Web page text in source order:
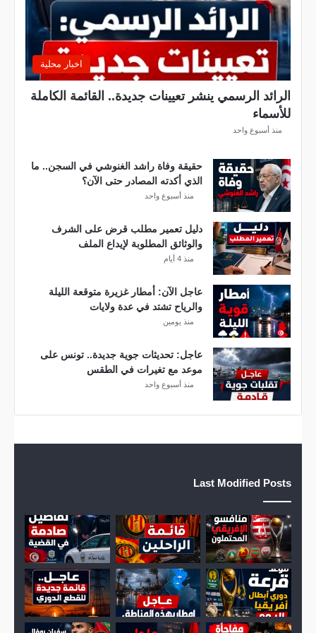
ي
ق
ي
ق
ب
ل
ق
ة
د
و
ر
ي
أ
ب
ط
ل
إ
ف
ر
ق
ي
ا
اخبار محلية
الرائد الرسمي ينشر تعيينات جديدة.. القائمة الكاملة
للأسماء
منذ أسبوع واحد
حقيقة وفاة راشد الغنوشي في السجن.. ما
الذي أكدته المصادر حتى الآن؟
منذ أسبوع واحد
دليل تعمير مطلب قرض على الشرف
والوثائق المطلوبة لإيداع الملف
منذ 4 أيام
عاجل الآن: أمطار غزيرة متوقعة الليلة
والرياح تشتد في عدة ولايات
منذ يومين
عاجل: تحديثات جوية جديدة.. تونس على
موعد مع تغيرات في الطقس
منذ أسبوع واحد
Last Modified Posts